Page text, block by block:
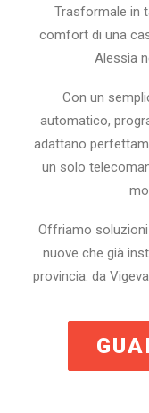
PREVENTIVO
INFO
NUMERO VERDE
Trasformale in
comfort di una
Alessia
Con un
automatico,
adattano
un solo
Offriamo
nuove che già
provincia: da